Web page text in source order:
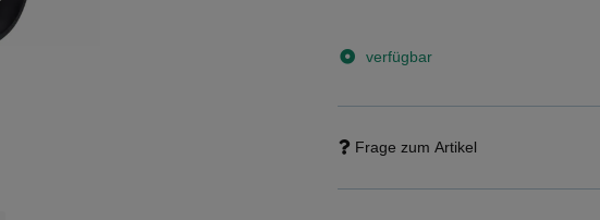
verfügbar
Frage zum Artikel